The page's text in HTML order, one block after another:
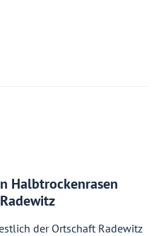
Halbtrockenrasen
der Ortschaft Radewitz